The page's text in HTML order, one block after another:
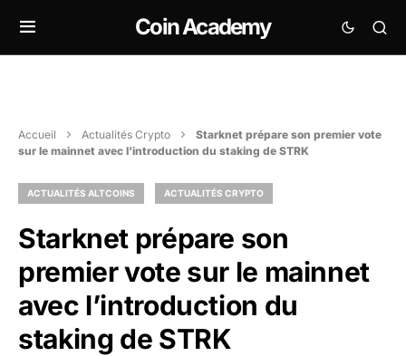
Coin Academy
Accueil Actualités Crypto
Starknet prépare son premier vote
sur le mainnet avec l’introduction du staking de STRK
ACTUALITÉS ALTCOINS ACTUALITÉS CRYPTO
Starknet prépare son
premier vote sur le mainnet
avec l’introduction du
staking de STRK